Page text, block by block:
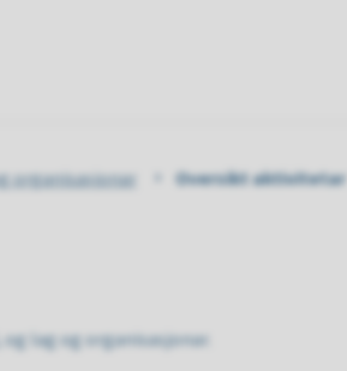
organisasjonar Oversikt aktivitetar
lag og organisasjonar.